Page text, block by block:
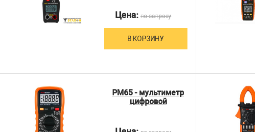
Цена: по запросу
В КОРЗИНУ
PM65 - мультиметр
цифровой